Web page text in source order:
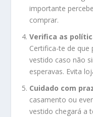
importante
comprar.
Verifica as
Certifica-te de
vestido caso não
esperavas. Evita
Cuidado com
casamento ou
vestido chegará a